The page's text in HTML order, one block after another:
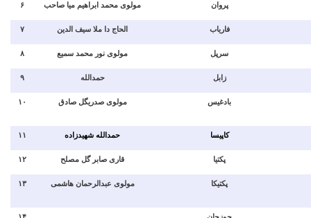
۶ مولوی محمد ابراهیم میا صاحب پروان
۷ الحاج دا ملا سیف الدین فاریاب
۸ مولوی نور محمد سمیع سرپل
۹ حمدالله زابل
۱۰ مولوی صدریگل صادق بادغیس
۱۱ حمدالله شهیدزاده کاپیسا
۱۲ قاری صابر گل مصلح پکتیا
۱۳ مولوی عبدالرحمان هاشمی پکتیکا